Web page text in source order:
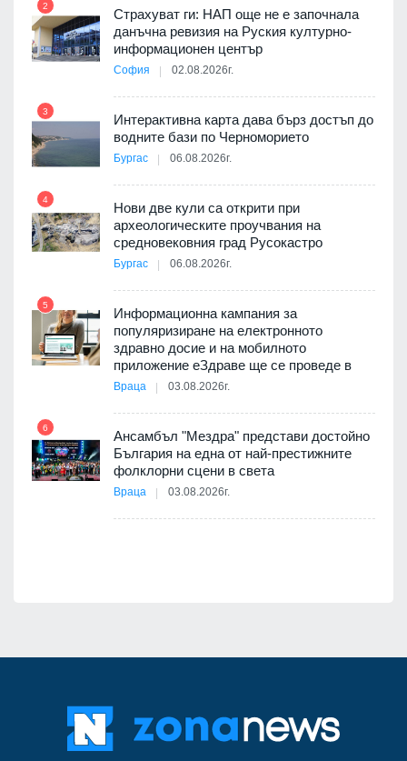
2
Страхуват ги: НАП още не е започнала
данъчна ревизия на Руския културно-
информационен център
София 02.08.2026г.
3
Интерактивна карта дава бърз достъп до
водните бази по Черноморието
Бургас 06.08.2026г.
4
Нови две кули са открити при
археологическите проучвания на
средновековния град Русокастро
Бургас 06.08.2026г.
5
Информационна кампания за
популяризиране на електронното
здравно досие и на мобилното
приложение еЗдраве ще се проведе в
Враца 03.08.2026г.
6
Ансамбъл "Мездра" представи достойно
България на една от най-престижните
фолклорни сцени в света
Враца 03.08.2026г.